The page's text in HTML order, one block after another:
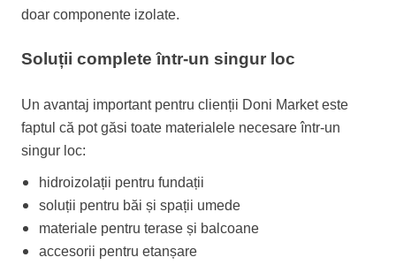
doar componente izolate.
Soluții complete într-un singur loc
Un avantaj important pentru clienții Doni Market este
faptul că pot găsi toate materialele necesare într-un
singur loc:
hidroizolații pentru fundații
soluții pentru băi și spații umede
materiale pentru terase și balcoane
accesorii pentru etanșare